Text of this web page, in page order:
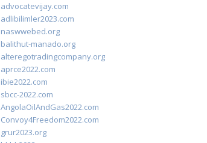
advocatevijay.com
adlibilimler2023.com
naswwebed.org
balithut-manado.org
alteregotradingcompany.org
aprce2022.com
ibie2022.com
sbcc-2022.com
AngolaOilAndGas2022.com
Convoy4Freedom2022.com
grur2023.org